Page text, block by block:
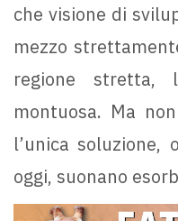
che visione di
mezzo
regione stretta,
montuosa. Ma
l’unica
oggi, suonano